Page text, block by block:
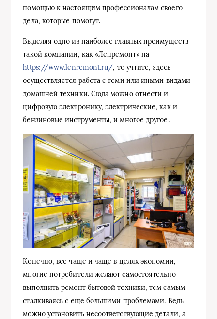
помощью к настоящим профессионалам своего
дела, которые помогут.
Выделяя одно из наиболее главных преимуществ
такой компании, как «Ленремонт» на
https://www.lenremont.ru/, то учтите, здесь
осуществляется работа с теми или иными видами
домашней техники. Сюда можно отнести и
цифровую электронику, электрические, как и
бензиновые инструменты, и многое другое.
Конечно, все чаще и чаще в целях экономии,
многие потребители желают самостоятельно
выполнить ремонт бытовой техники, тем самым
сталкиваясь с еще большими проблемами. Ведь
можно установить несоответствующие детали, а